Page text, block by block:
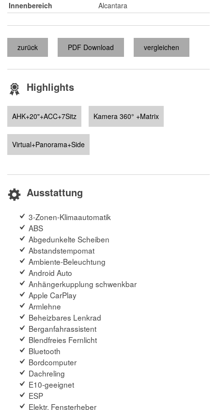
Innenbereich
Alcantara
zurück PDF Download vergleichen
Highlights
AHK+20"+ACC+7Sitz Kamera 360° +Matrix
Virtual+Panorama+Side
Ausstattung
3-Zonen-Klimaautomatik
ABS
Abgedunkelte Scheiben
Abstandstempomat
Ambiente-Beleuchtung
Android Auto
Anhängerkupplung schwenkbar
Apple CarPlay
Armlehne
Beheizbares Lenkrad
Berganfahrassistent
Blendfreies Fernlicht
Bluetooth
Bordcomputer
Dachreling
E10-geeignet
ESP
Elektr. Fensterheber